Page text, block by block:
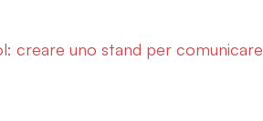
creare uno stand per comunicare